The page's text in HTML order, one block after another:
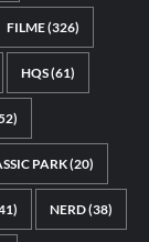
FILME(326)
HQS(61)
PARK(20)
NERD(38)